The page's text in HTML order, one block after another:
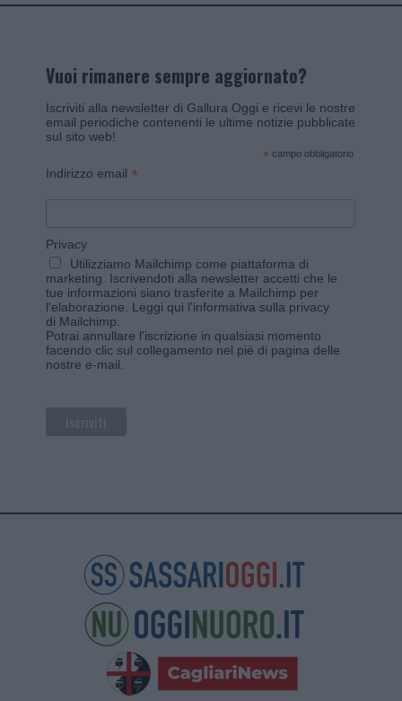
Vuoi rimanere sempre aggiornato?
Iscriviti alla newsletter di Gallura Oggi e ricevi le nostre
email periodiche contenenti le ultime notizie pubblicate
sul sito web!
* campo obbligatorio
Indirizzo email *
Privacy
Utilizziamo Mailchimp come piattaforma di
marketing. Iscrivendoti alla newsletter accetti che le
tue informazioni siano trasferite a Mailchimp per
l'elaborazione. Leggi qui l'informativa sulla privacy
di Mailchimp.
Potrai annullare l'iscrizione in qualsiasi momento
facendo clic sul collegamento nel piè di pagina delle
nostre e-mail.